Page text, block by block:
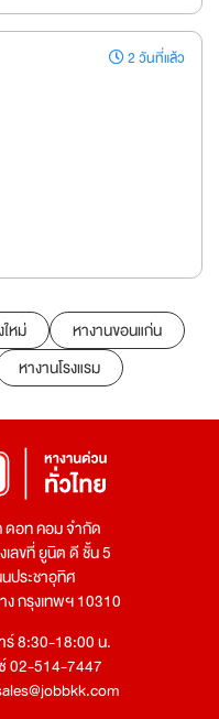
2 วันที่แล้ว
หม่
หางานขอนแก่น
หางานโรงแรม
ดอท คอม จำกัด
ลขที่ ยูนิต ดี ชั้น 5
ประชาอุทิศ
ง กรุงเทพฯ 10310
ร์ 8:30-18:00 น.
02-514-7447